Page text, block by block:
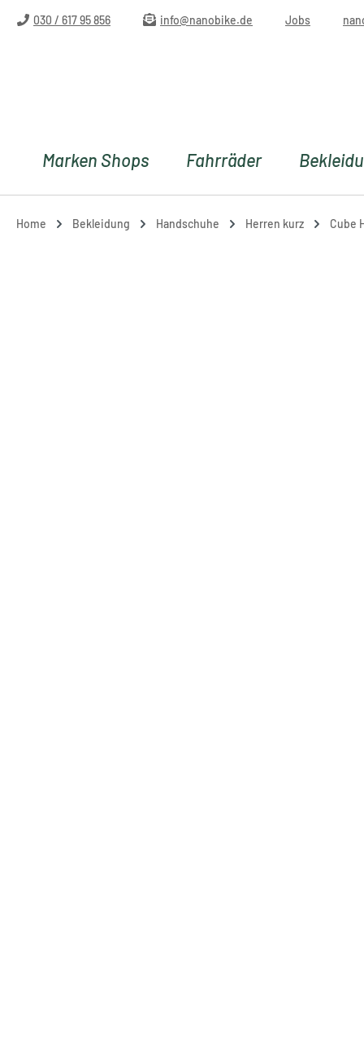
Hauptinhalt springen
Zur Suche springen
Zur Hauptnavigation springen
030 / 617 95 856 info@nanobike.de Jobs
Marken Shops Fahrräder
Home Bekleidung Handschuhe Herren kurz Cube